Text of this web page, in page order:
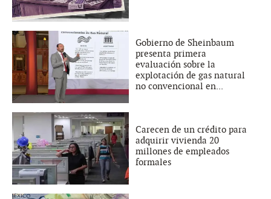
Gobierno de Sheinbaum
presenta primera
evaluación sobre la
explotación de gas natural
no convencional en...
Carecen de un crédito para
adquirir vivienda 20
millones de empleados
formales